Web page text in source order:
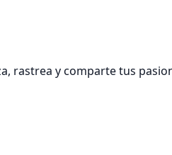
rastrea y comparte tus